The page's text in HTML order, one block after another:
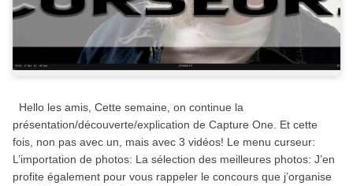
Hello les amis, Cette semaine, on continue la
présentation/découverte/explication de Capture One. Et cette
fois, non pas avec un, mais avec 3 vidéos! Le menu curseur:
L’importation de photos: La sélection des meilleures photos: J’en
profite également pour vous rappeler le concours que j’organise